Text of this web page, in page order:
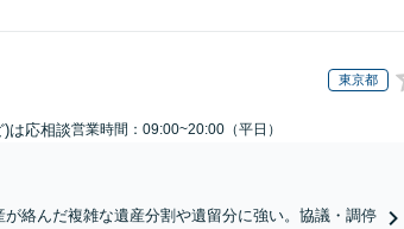
東京都
は応相談営業時間：09:00~20:00（平日）
絡んだ複雑な遺産分割や遺留分に強い。協議・調停